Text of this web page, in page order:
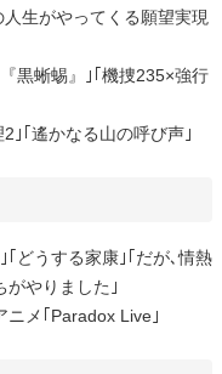
生がやってくる願望実現
黒蜥蜴』｣｢機捜235×強行
｣｢遙かなる山の呼び声｣
どうする家康｣｢だが､情熱
がやりました｣
メ｢Paradox Live｣